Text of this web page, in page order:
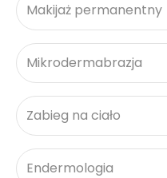
Makijaż permanentny
Mikrodermabrazja
Zabieg na ciało
Endermologia